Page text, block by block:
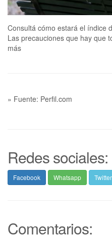
Consultá cómo estará el índice
Las precauciones que hay que
más
» Fuente: Perfil.com
Redes sociales:
Facebook Whatsapp Twitter
Comentarios: